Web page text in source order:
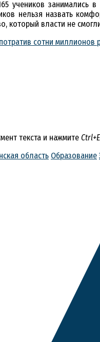
занимались
нельзя назвать
который власти не
сотни миллионов
текста и нажмите
область Образование